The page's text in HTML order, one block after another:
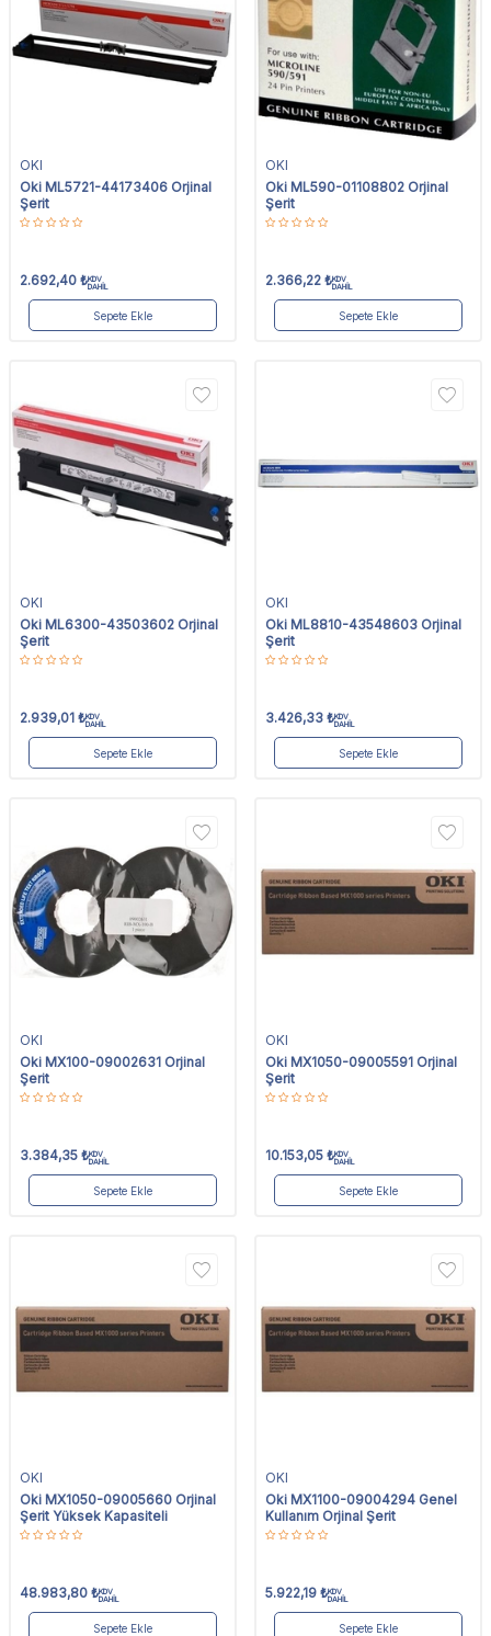
OKI
Oki ML5721-44173406 Orjinal
Şerit
2.692,40 ₺KDV
DAHİL
Sepete Ekle
OKI
Oki ML590-01108802 Orjinal
Şerit
2.366,22 ₺KDV
DAHİL
Sepete Ekle
OKI
Oki ML6300-43503602 Orjinal
Şerit
2.939,01 ₺KDV
DAHİL
Sepete Ekle
OKI
Oki ML8810-43548603 Orjinal
Şerit
3.426,33 ₺KDV
DAHİL
Sepete Ekle
OKI
Oki MX100-09002631 Orjinal
Şerit
3.384,35 ₺KDV
DAHİL
Sepete Ekle
OKI
Oki MX1050-09005591 Orjinal
Şerit
10.153,05 ₺KDV
DAHİL
Sepete Ekle
OKI
Oki MX1050-09005660 Orjinal
Şerit Yüksek Kapasiteli
48.983,80 ₺KDV
DAHİL
Sepete Ekle
OKI
Oki MX1100-09004294 Genel
Kullanım Orjinal Şerit
5.922,19 ₺KDV
DAHİL
Sepete Ekle